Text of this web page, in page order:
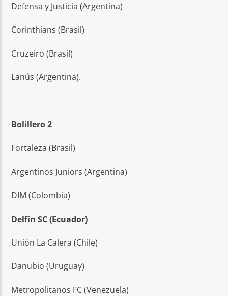
Defensa y Justicia (Argentina)
Corinthians (Brasil)
Cruzeiro (Brasil)
Lanús (Argentina).
Bolillero 2
Fortaleza (Brasil)
Argentinos Juniors (Argentina)
DIM (Colombia)
Delfín SC (Ecuador)
Unión La Calera (Chile)
Danubio (Uruguay)
Metropolitanos FC (Venezuela)